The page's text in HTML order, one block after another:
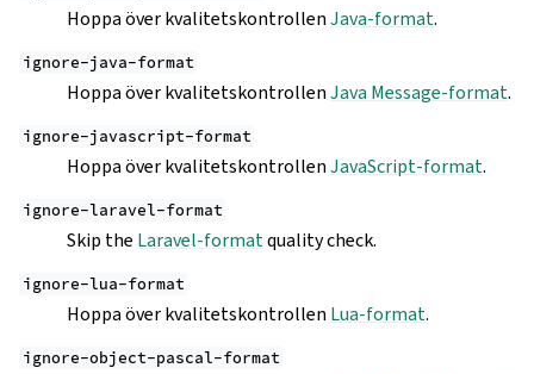
Hoppa över kvalitetskontrollenJava-format.
ignore-java-format
Hoppa över kvalitetskontrollenJava Message-format.
ignore-javascript-format
Hoppa över kvalitetskontrollenJavaScript-format.
ignore-laravel-format
Skip the Laravel-formatquality check.
ignore-lua-format
Hoppa över kvalitetskontrollen Lua-format.
ignore-object-pascal-format